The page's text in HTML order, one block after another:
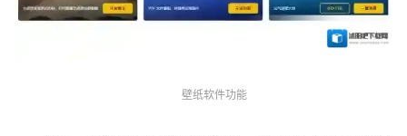
壁纸软件功能